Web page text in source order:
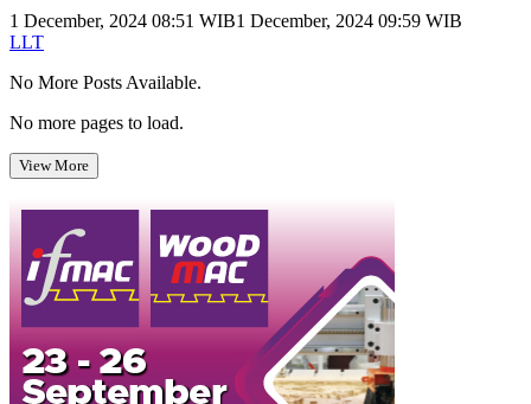
1 December, 2024 08:51 WIB1 December, 2024 09:59 WIB
LLT
No More Posts Available.
No more pages to load.
View More